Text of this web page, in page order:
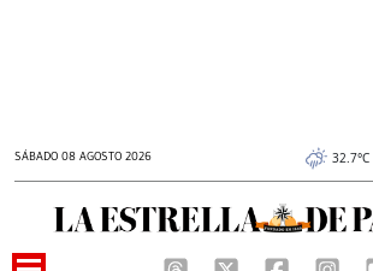
SÁBADO 08 AGOSTO 2026